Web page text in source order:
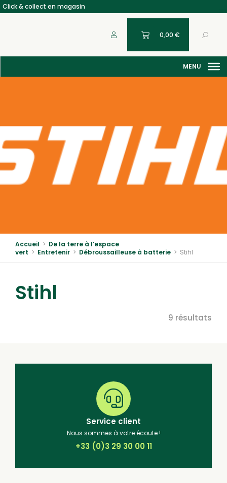
Click & collect en magasin
0,00 €
Accueil > De la terre à l’espace
vert > Entretenir > Débroussailleuse à batterie > Stihl
Stihl
9 résultats
Service client
Nous sommes à votre écoute !
+33 (0)3 29 30 00 11